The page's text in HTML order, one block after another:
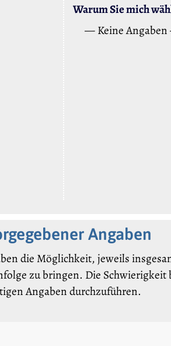
Warum Sie mich
— Keine
Angaben
die Möglichkeit, jeweils
zu bringen. Die
Angaben durchzuführen.